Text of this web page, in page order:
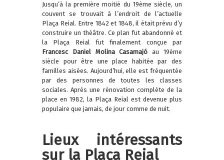
Jusqu’à la première moitié du 19ème siècle, un
couvent se trouvait à l’endroit de l’actuelle
Plaça Reial. Entre 1842 et 1848, il était prévu d’y
construire un théâtre. Ce plan fut abandonné et
la Plaça Reial fut finalement conçue par
Francesc Daniel Molina Casamajó au 19ème
siècle pour être une place habitée par des
familles aisées. Aujourd’hui, elle est fréquentée
par des personnes de toutes les classes
sociales. Après une rénovation complète de la
place en 1982, la Plaça Reial est devenue plus
populaire que jamais, de jour comme de nuit.
Lieux intéressants
sur la Plaça Reial